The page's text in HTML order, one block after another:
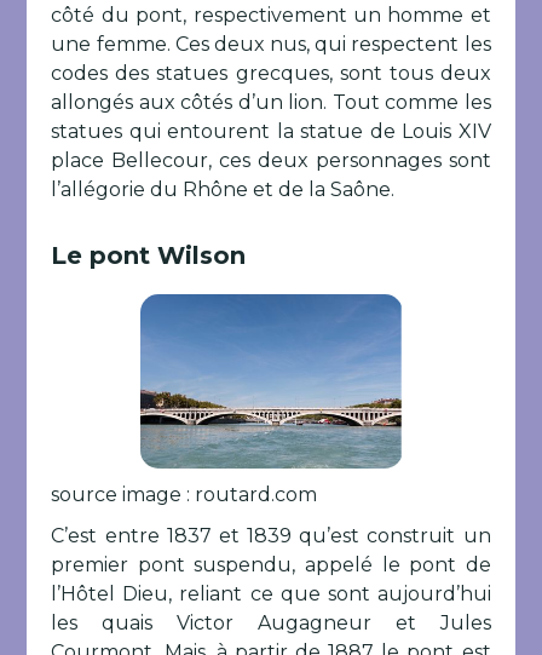
côté du pont, respectivement un homme et
une femme. Ces deux nus, qui respectent les
codes des statues grecques, sont tous deux
allongés aux côtés d’un lion. Tout comme les
statues qui entourent la statue de Louis XIV
place Bellecour, ces deux personnages sont
l’allégorie du Rhône et de la Saône.
Le pont Wilson
source image : routard.com
C’est entre 1837 et 1839 qu’est construit un
premier pont suspendu, appelé le pont de
l’Hôtel Dieu, reliant ce que sont aujourd’hui
les quais Victor Augagneur et Jules